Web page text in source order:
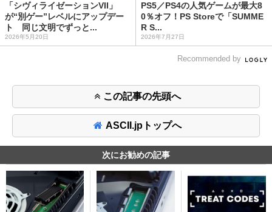
「シヴィライゼーションVII」
が“別ゲー”レベルにアップデー
ト 同じ文明でずっと...
2026年5月20日
PS5／PS4の人気ゲームが最大8
0％オフ！PS Storeで「SUMME
R S...
2026年7月27日
Recommended by
この記事の先頭へ
ASCII.jpトップへ
次にお勧めの記事